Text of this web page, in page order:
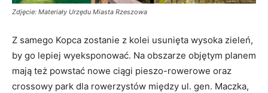
Zdjęcie: Materiały Urzędu Miasta Rzeszowa
Z samego Kopca zostanie z kolei usunięta wysoka zieleń,
by go lepiej wyeksponować. Na obszarze objętym planem
mają też powstać nowe ciągi pieszo-rowerowe oraz
crossowy park dla rowerzystów między ul. gen. Maczka,